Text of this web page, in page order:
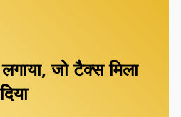
जो टैक्स मिला